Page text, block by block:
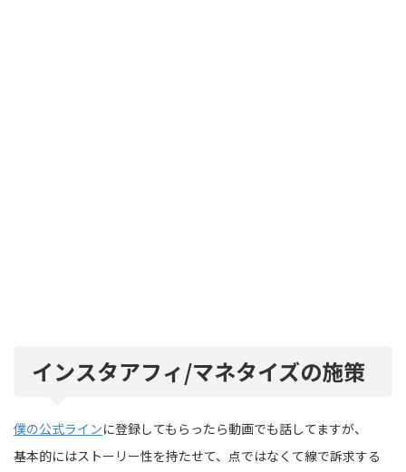
インスタアフィ/マネタイズの施策
僕の公式ラインに登録してもらったら動画でも話してますが、
基本的にはストーリー性を持たせて、点ではなくて線で訴求する